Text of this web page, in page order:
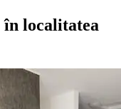
în localitatea